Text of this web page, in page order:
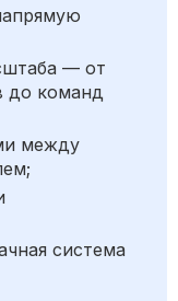
— от
до команд
между
система